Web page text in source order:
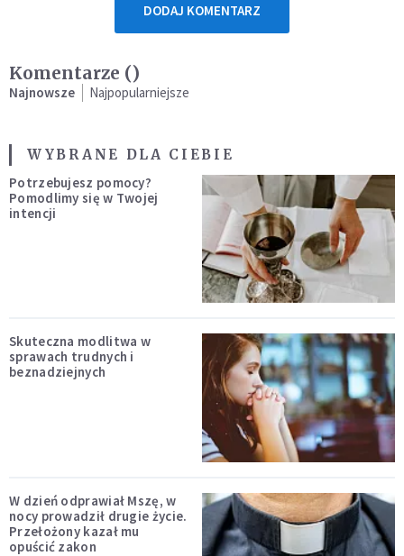
DODAJ KOMENTARZ
Komentarze ()
Najnowsze Najpopularniejsze
WYBRANE DLA CIEBIE
Potrzebujesz pomocy?
Pomodlimy się w Twojej
intencji
Skuteczna modlitwa w
sprawach trudnych i
beznadziejnych
W dzień odprawiał Mszę, w
nocy prowadził drugie życie.
Przełożony kazał mu
opuścić zakon